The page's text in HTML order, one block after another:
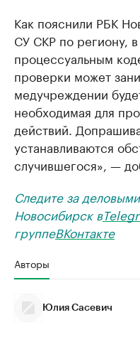
Как пояснили РБК
СУ СКР по региону, в
процессуальным
проверки может
медучреждении
необходимая для
действий.
устанавливаются
случившегося», —
Следите за
Новосибирск в
группеВКонтакте
Авторы
Юлия Сасевич